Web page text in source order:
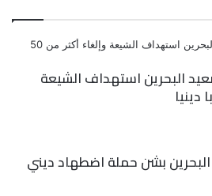
البحرين استهداف الشيعة
بشن حملة اضطهاد ديني